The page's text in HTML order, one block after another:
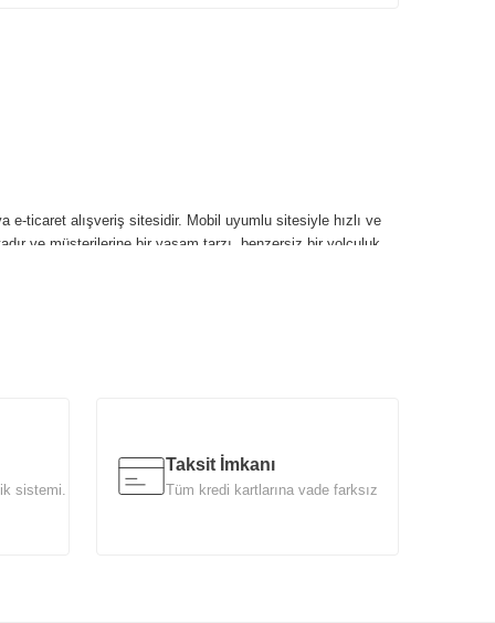
e-ticaret alışveriş sitesidir. Mobil uyumlu sitesiyle hızlı ve
ve müşterilerine bir yaşam tarzı, benzersiz bir yolculuk,
binlerce ailenin evine girmiştir ve halen mobilya pazarında
yer almaktadır.
sistemi.
Taksit İmkanı
Tüm kredi kartlarına vade farksız